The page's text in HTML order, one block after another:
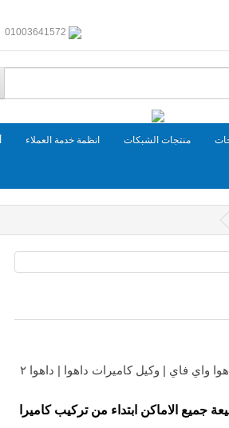
01003641572
منتجات الشبكات انظمة خدمة العملاء
لدينا جميع موديلات ومواصفات كاميرات داهوا موزع كاميرات داهوا | كاميرات داهوا واي فاي | وكيل كاميرات داهوا | داهوا ٢
الاماكن ابتداء من تركيب كاميرا